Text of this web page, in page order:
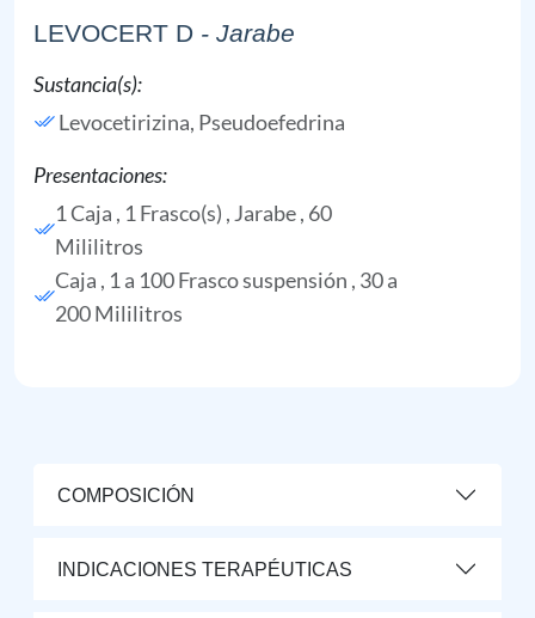
LEVOCERT D - Jarabe
Sustancia(s):
Levocetirizina, Pseudoefedrina
Presentaciones:
1 Caja , 1 Frasco(s) , Jarabe , 60
Mililitros
Caja , 1 a 100 Frasco suspensión , 30 a
200 Mililitros
COMPOSICIÓN
INDICACIONES TERAPÉUTICAS